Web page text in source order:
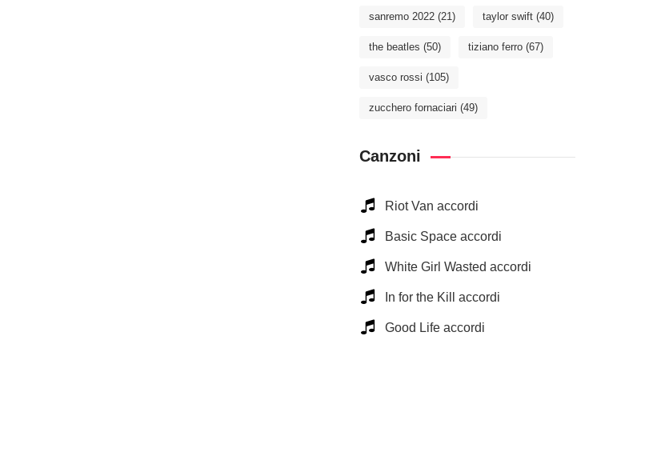
sanremo 2022 (21) taylor swift (40)
the beatles (50) tiziano ferro (67)
vasco rossi (105)
zucchero fornaciari (49)
Canzoni
Riot Van accordi
Basic Space accordi
White Girl Wasted accordi
In for the Kill accordi
Good Life accordi